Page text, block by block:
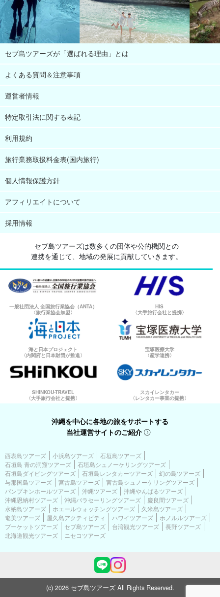
セブ島ツアーズが「選ばれる理由」とは
よくある質問＆注意事項
運営者情報
特定取引法に関する表記
利用規約
旅行業務取扱料金表(国内旅行)
個人情報保護方針
アフィリエイトについて
採用情報
セブ島ツアーズは数多くの団体や公的機関との
連携を通じて、地域の発展に貢献していきます。
一般社団法人 全国旅行業協会（ANTA）
〈旅行業協会加盟〉
HIS
〈大手旅行会社と提携〉
海と日本プロジェクト
〈内閣府と日本財団が推進〉
宝塚医療大学
〈産学連携〉
SHINKOU-TRAVEL
〈大手旅行会社と提携〉
スカイレンタカー
〈レンタカー事業の提携〉
沖縄を中心に各地の旅をサポートする
当社運営サイトのご紹介
西表島ツアーズ 小浜島ツアーズ
石垣島ツアーズ
石垣島 青の洞窟ツアーズ
石垣島シュノーケリングツアーズ
石垣島ダイビングツアーズ
石垣島レンタカーツアーズ
幻の島ツアーズ
与那国島ツアーズ
宮古島ツアーズ
宮古島シュノーケリングツアーズ
パンプキンホールツアーズ
沖縄ツアーズ
沖縄やんばるツアーズ
沖縄恩納村ツアーズ
沖縄パラセーリングツアーズ
慶良間ツアーズ
水納島ツアーズ
ホエールウォッチングツアーズ
久米島ツアーズ
奄美ツアーズ
屋久島アクティビティ ハワイツアーズ
ホノルルツアーズ
プーケットツアーズ
セブ島ツアーズ 台湾観光ツアーズ
長野ツアーズ
北海道観光ツアーズ
ニセコツアーズ
(c) 2026 セブ島ツアーズ All Rights Reserved.